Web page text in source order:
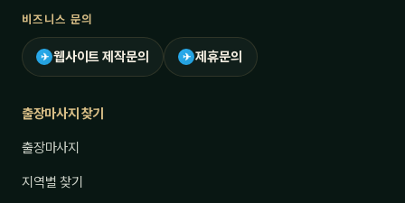
비즈니스 문의
✈ 웹사이트 제작문의 ✈ 제휴문의
출장마사지 찾기
출장마사지
지역별 찾기